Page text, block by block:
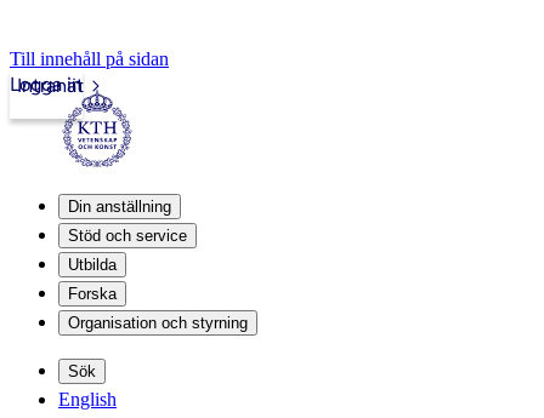
Till innehåll på sidan
Intranät
Logga in
Din anställning
Stöd och service
Utbilda
Forska
Organisation och styrning
Sök
English